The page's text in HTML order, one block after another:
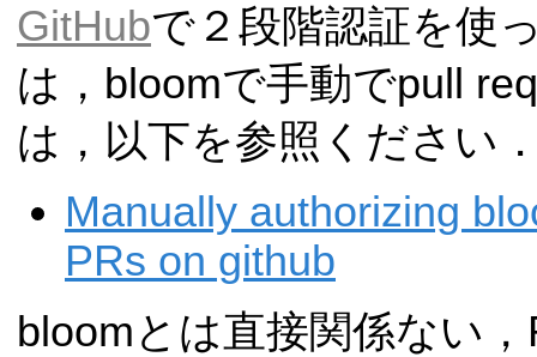
GitHubで２段階認証を使
は，bloomで手動でpull
は，以下を参照ください
Manually authorizing
PRs on github
bloomとは直接関係ない